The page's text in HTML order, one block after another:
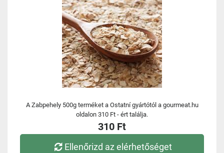
A Zabpehely 500g terméket a Ostatní gyártótól a gourmeat.hu
oldalon 310 Ft - ért találja.
310 Ft
Ellenőrizd az elérhetőséget